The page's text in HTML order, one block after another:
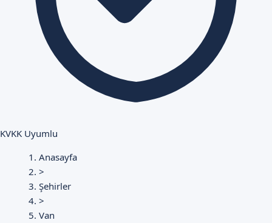
KVKK Uyumlu
Anasayfa
>
Şehirler
>
Van